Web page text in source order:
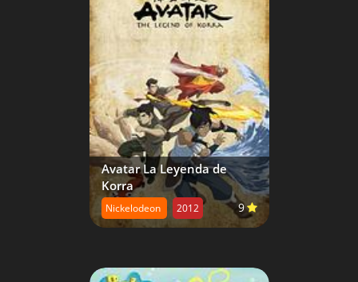
Avatar La Leyenda de
Korra
Nickelodeon 2012 9